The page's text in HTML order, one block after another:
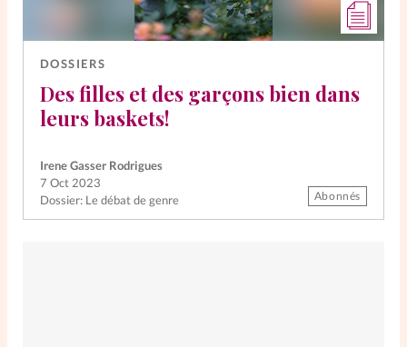
DOSSIERS
Des filles et des garçons bien dans
leurs baskets!
Dossier: Le débat de genre
Irene Gasser Rodrigues
7 Oct 2023
Abonnés